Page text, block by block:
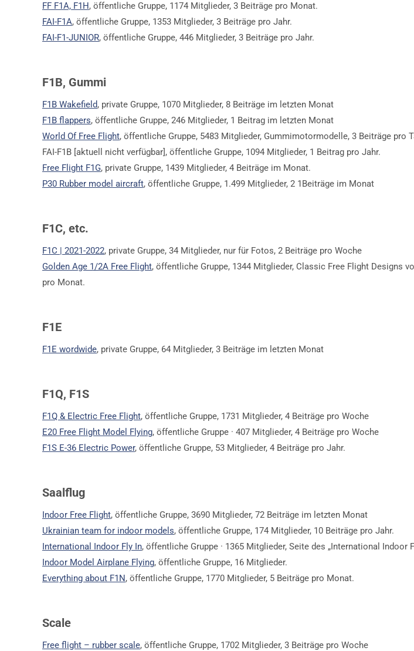
FF F1A, F1H, öffentliche Gruppe, 1174 Mitglieder, 3 Beiträge pro Monat.
FAI-F1A, öffentliche Gruppe, 1353 Mitglieder, 3 Beiträge pro Jahr.
FAI-F1-JUNIOR, öffentliche Gruppe, 446 Mitglieder, 3 Beiträge pro Jahr.
F1B, Gummi
F1B Wakefield, private Gruppe, 1070 Mitglieder, 8 Beiträge im letzten Monat
F1B flappers, öffentliche Gruppe, 246 Mitglieder, 1 Beitrag im letzten Monat
World Of Free Flight, öffentliche Gruppe, 5483 Mitglieder, Gummimotormodelle, 3 Beiträge pro
FAI-F1B [aktuell nicht verfügbar], öffentliche Gruppe, 1094 Mitglieder, 1 Beitrag pro Jahr.
Free Flight F1G, private Gruppe, 1439 Mitglieder, 4 Beiträge im Monat.
P30 Rubber model aircraft, öffentliche Gruppe, 1.499 Mitglieder, 2 1Beiträge im Monat
F1C, etc.
F1C | 2021-2022, private Gruppe, 34 Mitglieder, nur für Fotos, 2 Beiträge pro Woche
Golden Age 1/2A Free Flight, öffentliche Gruppe, 1344 Mitglieder, Classic Free Flight Designs
pro Monat.
F1E
F1E wordwide, private Gruppe, 64 Mitglieder, 3 Beiträge im letzten Monat
F1Q, F1S
F1Q & Electric Free Flight, öffentliche Gruppe, 1731 Mitglieder, 4 Beiträge pro Woche
E20 Free Flight Model Flying, öffentliche Gruppe · 407 Mitglieder, 4 Beiträge pro Woche
F1S E-36 Electric Power, öffentliche Gruppe, 53 Mitglieder, 4 Beiträge pro Jahr.
Saalflug
Indoor Free Flight, öffentliche Gruppe, 3690 Mitglieder, 72 Beiträge im letzten Monat
Ukrainian team for indoor models, öffentliche Gruppe, 174 Mitglieder, 10 Beiträge pro Jahr.
International Indoor Fly In, öffentliche Gruppe · 1365 Mitglieder, Seite des „International Indoor
Indoor Model Airplane Flying, öffentliche Gruppe, 16 Mitglieder.
Everything about F1N, öffentliche Gruppe, 1770 Mitglieder, 5 Beiträge pro Monat.
Scale
Free flight – rubber scale, öffentliche Gruppe, 1702 Mitglieder, 3 Beiträge pro Woche